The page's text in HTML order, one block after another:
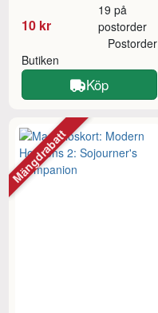
10 kr
19 på
postorder
Butiken
Postorder
Köp
Mängdrabatt